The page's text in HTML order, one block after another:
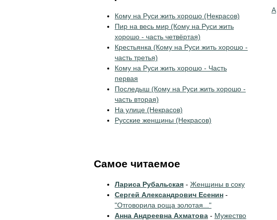
А
Кому на Руси жить хорошо (Некрасов)
Пир на весь мир (Кому на Руси жить
хорошо - часть четвёртая)
Крестьянка (Кому на Руси жить хорошо -
часть третья)
Кому на Руси жить хорошо - Часть
первая
Последыш (Кому на Руси жить хорошо -
часть вторая)
На улице (Некрасов)
Русские женщины (Некрасов)
Самое читаемое
Лариса Рубальская - Женщины в соку
Сергей Александрович Есенин -
"Отговорила роща золотая..."
Анна Андреевна Ахматова - Мужество